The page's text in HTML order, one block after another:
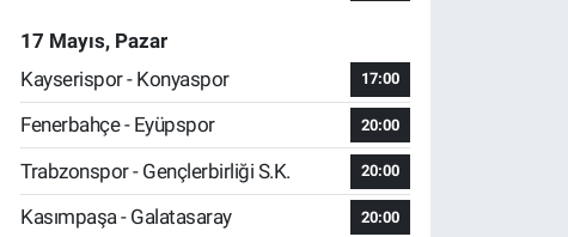
17 Mayıs, Pazar
Kayserispor - Konyaspor
17:00
Fenerbahçe - Eyüpspor 20:00
Trabzonspor - Gençlerbirliği S.K. 20:00
Kasımpaşa - Galatasaray 20:00